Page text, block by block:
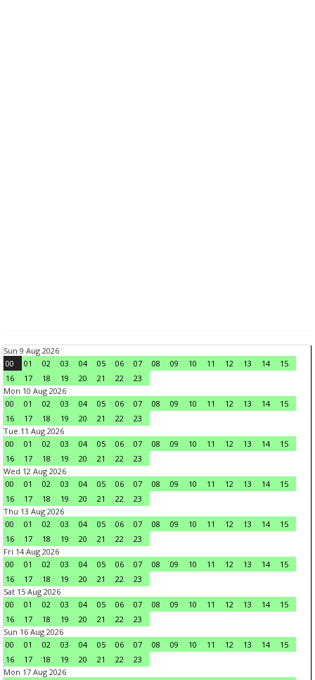
Sun 9 Aug 2026
00
01 02 03 04 05 06 07 08 09 10 11 12 13 14
15
16
17 18 19 20 21 22
23
Mon 10 Aug 2026
00
01 02 03 04 05 06 07 08 09 10 11 12 13 14
15
16
17 18 19 20 21 22
23
Tue 11 Aug 2026
00
01 02 03 04 05 06 07 08 09 10 11 12 13 14
15
16
17 18 19 20 21 22
23
Wed 12 Aug 2026
00
01 02 03 04 05 06 07 08 09 10 11 12 13 14
15
16
17 18 19 20 21 22
23
Thu 13 Aug 2026
00
01 02 03 04 05 06 07 08 09 10 11 12 13 14
15
16
17 18 19 20 21 22
23
Fri 14 Aug 2026
00
01 02 03 04 05 06 07 08 09 10 11 12 13 14
15
16
17 18 19 20 21 22
23
Sat 15 Aug 2026
00
01 02 03 04 05 06 07 08 09 10 11 12 13 14
15
16
17 18 19 20 21 22
23
Sun 16 Aug 2026
00
01 02 03 04 05 06 07 08 09 10 11 12 13 14
15
16
17 18 19 20 21 22
23
Mon 17 Aug 2026